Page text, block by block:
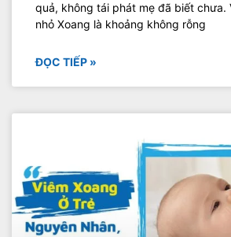
quả, không tái phát mẹ đã biết chưa.
nhỏ Xoang là khoảng không rỗng
ĐỌC TIẾP »